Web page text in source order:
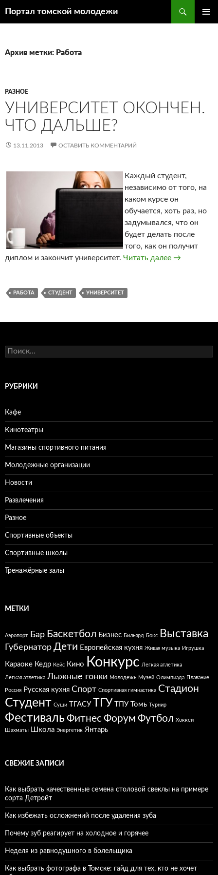
Портал томской молодежи
Архив метки: Работа
РАЗНОЕ
УНИВЕРСИТЕТ ОКОНЧЕН.
ЧТО ДАЛЬШЕ?
13.11.2013 ОСТАВИТЬ КОММЕНТАРИЙ
Каждый студент,
независимо от того, на
каком курсе он
обучается, хоть раз, но
задумывался, что он
будет делать после
того, как он получит
диплом и закончит университет. Читать далее →
РАБОТА СТУДЕНТ УНИВЕРСИТЕТ
Н
а
иРУБРИКИ
Кафе
Кинотеатры
Магазины спортивного питания
Молодежные организации
Новости
Развлечения
Разное
Спортивные объекты
Спортивные школы
Тренажёрные залы
МЕТКИ
Аэропорт Бар Баскетбол Бизнес Бильярд Бокс Выставка
Губернатор Дети Европейская кухня Живая музыка Игрушка
Караоке Кедр Кейс Кино Конкурс Легкая атлетика
Легкая атлетика Лыжные гонки Молодежь Музей Олимпиада Плавание
Россия Русская кухня Спорт Спортивная гимнастика Стадион
Студент Суши ТГАСУ ТГУ ТПУ Томь Турнир
ФестивальФитнесФорум Футбол Хоккей
Шахматы Школа Энергетик Янтарь
СВЕЖИЕ ЗАПИСИ
Как выбрать качественные семена столовой свеклы на примере
сорта Детройт
Как избежать осложнений после удаления зуба
Почему зуб реагирует на холодное и горячее
Неделя из равнодушного в болельщика
Как выбрать фотографа в Томске: гайд для тех, кто не хочет